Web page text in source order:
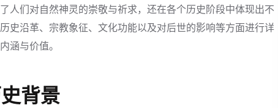
人们对自然神灵的崇敬与祈求，还在各个历史阶段中体现出不
史沿革、宗教象征、文化功能以及对后世的影响等方面进行详
涵与价值。
背景